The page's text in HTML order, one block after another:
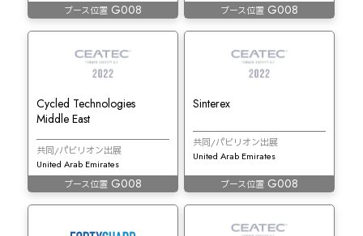
ブース位置G008 ブース位置G008
Cycled Technologies
Middle East
共同/パビリオン出展
United Arab Emirates
ブース位置G008
Sinterex
共同/パビリオン出展
United Arab Emirates
ブース位置G008